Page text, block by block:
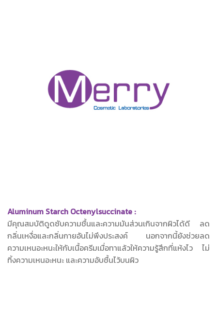
Aluminum Starch Octenylsuccinate :
มีคุณสมบัติดูดซับความชื้นและความมันส่วนเกินจากผิวได้ดี ลด
กลิ่นเหงื่อและกลิ่นกายอันไม่พึงประสงค์ นอกจากนี้ยังช่วยลด
ความเหนอะหนะให้กับเนื้อครีมเมื่อทาแล้วให้ความรู้สึกที่แห้งไว ไม่
ทิ้งความเหนอะหนะ และความอับชื้นไว้บนผิว